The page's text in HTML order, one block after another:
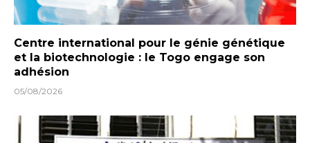
Centre international pour le génie génétique
et la biotechnologie : le Togo engage son
adhésion
05/08/2026